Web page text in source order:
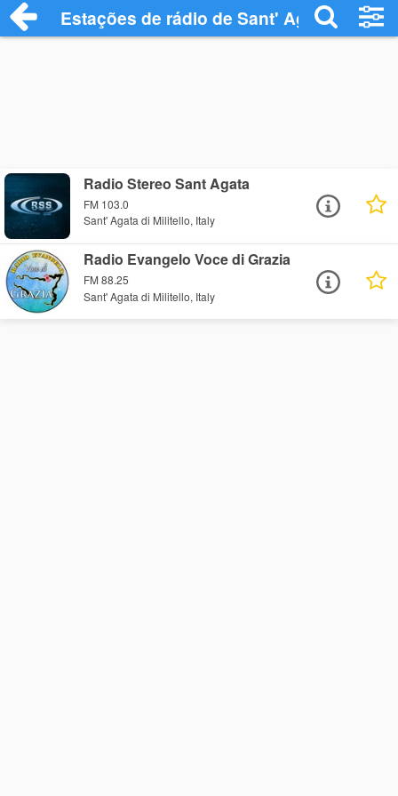
Estações de rádio de Sant' Agata di
Radio Stereo Sant Agata
FM 103.0
Sant' Agata di Militello, Italy
Radio Evangelo Voce di Grazia
FM 88.25
Sant' Agata di Militello, Italy